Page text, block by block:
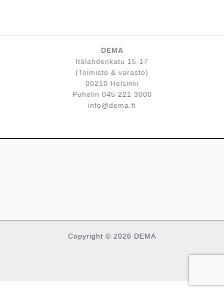
DEMA
Itälahdenkatu 15-17
(Toimisto & varasto)
00210 Helsinki
Puhelin 045 221 3000
info@dema.fi
Copyright © 2026 DEMA